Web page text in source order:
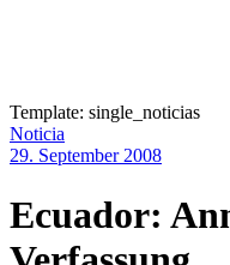
Template: single_noticias
Noticia
29. September 2008
Ecuador: